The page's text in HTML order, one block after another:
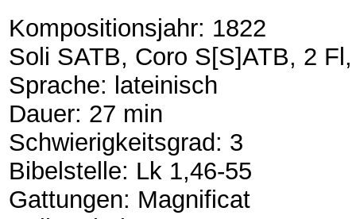
Kompositionsjahr: 1822
Soli SATB, Coro S[S]ATB, 2
Sprache: lateinisch
Dauer: 27 min
Schwierigkeitsgrad: 3
Bibelstelle: Lk 1,46-55
Gattungen: Magnificat